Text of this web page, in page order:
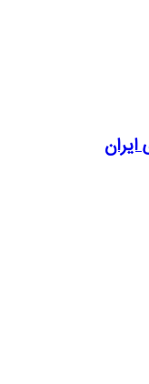
ایران